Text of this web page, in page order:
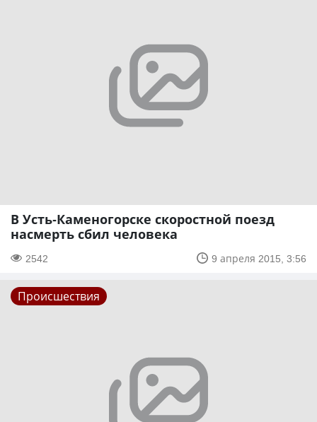
В Усть-Каменогорске скоростной поезд
насмерть сбил человека
2542 9 апреля 2015, 3:56
Происшествия